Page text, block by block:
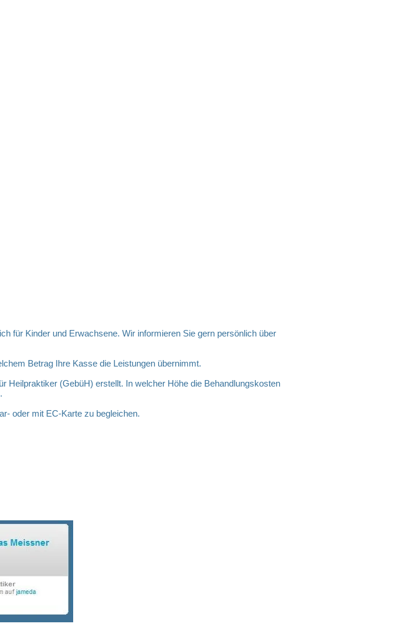
für Kinder und Erwachsene. Wir informieren Sie gern persönlich über
Betrag Ihre Kasse die Leistungen übernimmt.
Heilpraktiker (GebüH) erstellt. In welcher Höhe die Behandlungskosten
oder mit EC-Karte zu begleichen.